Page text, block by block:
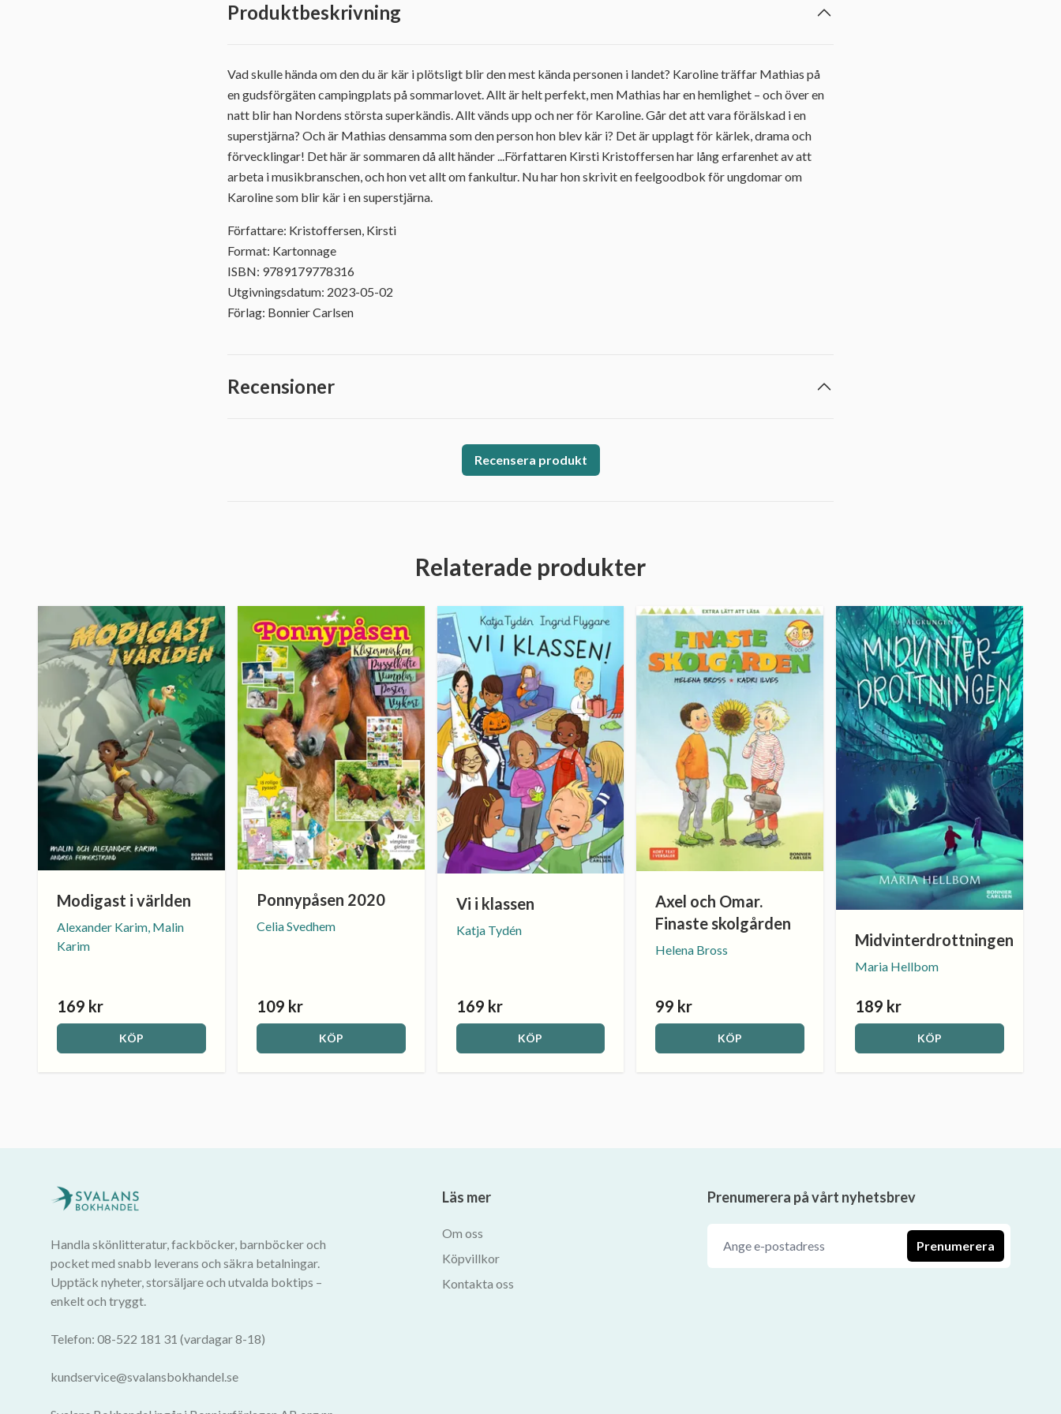
Produktbeskrivning
Vad skulle hända om den du är kär i plötsligt blir den mest kända personen i landet? Karoline träffar Mathias på
en gudsförgäten campingplats på sommarlovet. Allt är helt perfekt, men Mathias har en hemlighet – och över en
natt blir han Nordens största superkändis. Allt vänds upp och ner för Karoline. Går det att vara förälskad i en
superstjärna? Och är Mathias densamma som den person hon blev kär i? Det är upplagt för kärlek, drama och
förvecklingar! Det här är sommaren då allt händer ...Författaren Kirsti Kristoffersen har lång erfarenhet av att
arbeta i musikbranschen, och hon vet allt om fankultur. Nu har hon skrivit en feelgoodbok för ungdomar om
Karoline som blir kär i en superstjärna.
Författare: Kristoffersen, Kirsti
Format: Kartonnage
ISBN: 9789179778316
Utgivningsdatum: 2023-05-02
Förlag: Bonnier Carlsen
Recensioner
Recensera produkt
Relaterade produkter
Modigast i världen
Alexander Karim, Malin
Karim
169 kr
KÖP
Ponnypåsen 2020
Celia Svedhem
109 kr
KÖP
Vi i klassen
Katja Tydén
169 kr
KÖP
Axel och Omar.
Finaste skolgården
Helena Bross
99 kr
KÖP
Midvinterdrottningen
Maria Hellbom
189 kr
KÖP
Handla skönlitteratur, fackböcker, barnböcker och
pocket med snabb leverans och säkra betalningar.
Upptäck nyheter, storsäljare och utvalda boktips –
enkelt och tryggt.
Telefon: 08-522 181 31 (vardagar 8-18)
kundservice@svalansbokhandel.se
Läs mer
Om oss
Köpvillkor
Kontakta oss
Prenumerera på vårt nyhetsbrev
Prenumerera